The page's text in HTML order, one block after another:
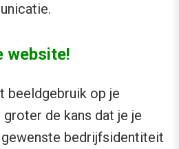
website!
beeldgebruik op je
de kans dat je je
bedrijfsidentiteit